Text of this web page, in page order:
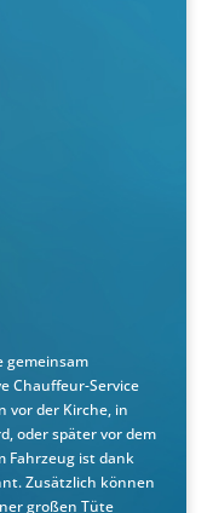
gemeinsam
Chauffeur-Service
vor der Kirche, in
oder später vor dem
Fahrzeug ist dank
Zusätzlich können
großen Tüte